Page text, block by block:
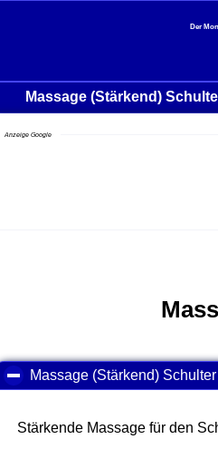
Der
Massage (Stärkend)
Anzeige Google
Massage (Stärkend) Schulter
Stärkende Massage für den